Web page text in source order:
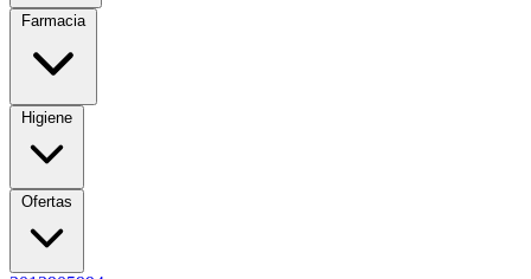
Farmacia
Higiene
Ofertas